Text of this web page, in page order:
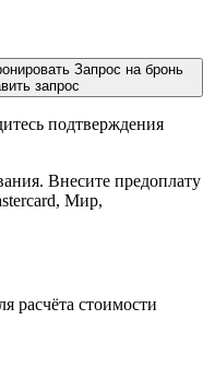
Запрос на бронь
запрос
подтверждения
Внесите предоплату
Мир,
расчёта стоимости